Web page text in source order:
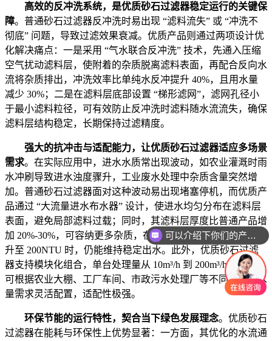
高效的反冲洗系统，是优质砂石过滤器稳定运行的关键保
障。普通砂石过滤器反冲洗时易出现 “滤料流失” 或 “冲洗不
彻底” 问题，导致过滤效果衰减。优质产品则通过两项设计优
化解决痛点：一是采用 “气水联合反冲洗” 技术，先通入压缩
空气扰动滤料层，使附着的杂质脱离滤料表面，再配合反向水
流将杂质排出，冲洗效率比单纯水反冲提升 40%，且用水量
减少 30%；二是在滤料层底部设置 “梯形滤网”，滤网孔径小
于最小滤料粒径，可有效防止反冲洗时滤料随水流流失，确保
滤料层结构稳定，长期保持过滤精度。
强大的抗冲击与适配能力，让优质砂石过滤器适应多场景
需求。在实际应用中，进水水质常出现波动，如农业灌溉时雨
水冲刷导致进水浊度骤升，工业废水处理中杂质含量突然增
加。普通砂石过滤器面对这种波动易出现堵塞停机，而优质产
品通过 “大流量进水布水器” 设计，使进水均匀分布在滤料层
表面，避免局部滤料过载；同时，其滤料层厚度比普通产品增
加 20%-30%，可容纳更多杂质，在进水浊度短期内从 50NTU
升至 200NTU 时，仍能维持稳定出水。此外，优质砂石过滤
器支持模块化组合，单台处理量从 10m³/h 到 200m³/h 不等，
可根据农业大棚、工厂车间、市政污水处理厂等不同场景的水
量需求灵活配置，适配性极强。
环保节能的运行特性，契合当下绿色发展理念。优质砂石
过滤器在能耗与环保性上优势显著：一方面，其优化的水流通
可以介绍下你们的产品么